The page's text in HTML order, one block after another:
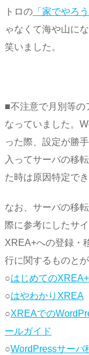
トロの 「家でやろう
ゃなくて海や山に
笑いました。
■不注意で月別等の
なっていました。
った際、設定が勝
入ってサーバの移
た時は原因特定で
なお、サーバの移
際に参考にしたサ
XREA+への登録・
行に関するものとが
○はじめての
○はやわかりXREA
○XREAでの
ールガイド
○WordPressサーバ